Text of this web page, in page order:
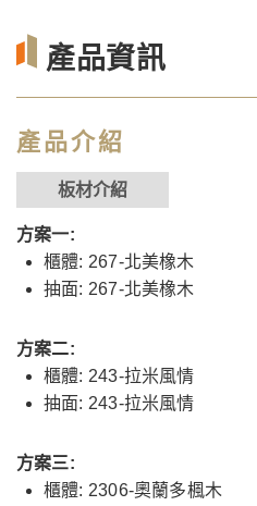
產品資訊
產品介紹
板材介紹
方案一:
櫃體: 267-北美橡木
抽面: 267-北美橡木
方案二:
櫃體: 243-拉米風情
抽面: 243-拉米風情
方案三:
櫃體: 2306-奧蘭多楓木